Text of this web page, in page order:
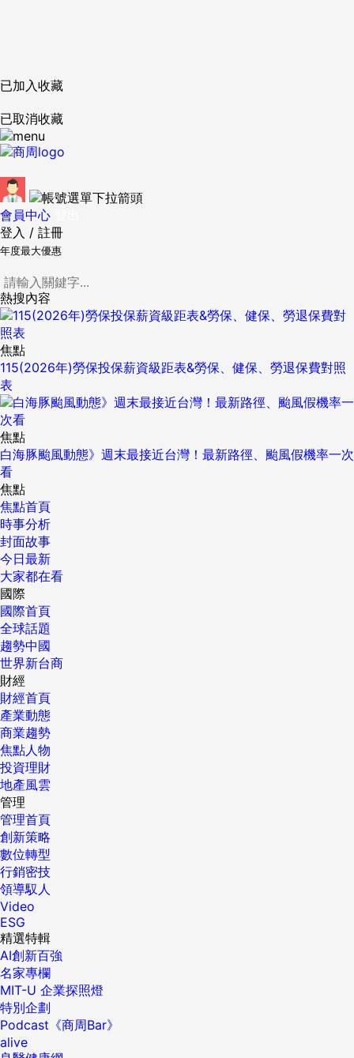
已加入收藏
已取消收藏
會員中心
登入 / 註冊
年度最大優惠
熱搜內容
焦點
115(2026年)勞保投保薪資級距表&勞保、健保、勞退保費對照
表
焦點
白海豚颱風動態》週末最接近台灣！最新路徑、颱風假機率一次
看
焦點
焦點首頁
時事分析
封面故事
今日最新
大家都在看
國際
國際首頁
全球話題
趨勢中國
世界新台商
財經
財經首頁
產業動態
商業趨勢
焦點人物
投資理財
地產風雲
管理
管理首頁
創新策略
數位轉型
行銷密技
領導馭人
Video
ESG
精選特輯
AI創新百強
名家專欄
MIT-U 企業探照燈
特別企劃
Podcast《商周Bar》
alive